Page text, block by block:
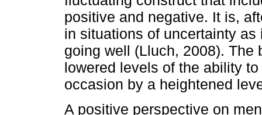
positive and negative. It is,
in situations of uncertainty
going well (Lluch, 2008). The
lowered levels of the ability
occasion by a heightened
A positive perspective on